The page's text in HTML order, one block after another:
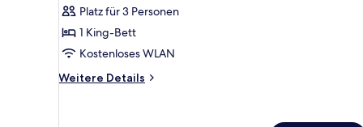
Bett,
Blick
auf
den
Platz für 3 Personen
1 King-Bett
Kostenloses WLAN
Weitere Details
Weitere